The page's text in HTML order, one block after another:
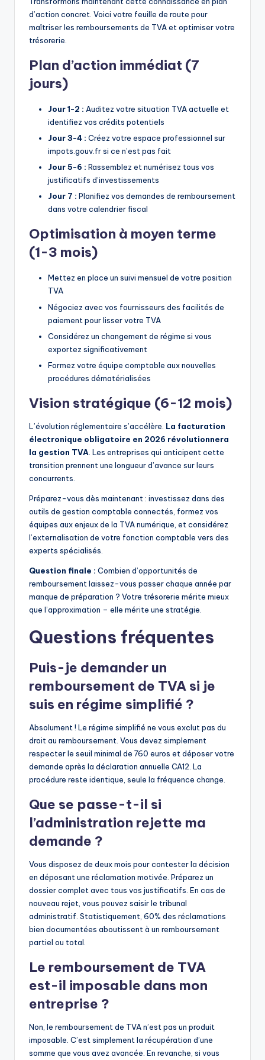
d’action concret. Voici votre feuille de route pour
maîtriser les remboursements de TVA et optimiser votre
trésorerie.
Plan d’action immédiat (7
jours)
Jour 1-2 : Auditez votre situation TVA actuelle et
identifiez vos crédits potentiels
Jour 3-4 : Créez votre espace professionnel sur
impots.gouv.fr si ce n’est pas fait
Jour 5-6 : Rassemblez et numérisez tous vos
justificatifs d’investissements
Jour 7 : Planifiez vos demandes de remboursement
dans votre calendrier fiscal
Optimisation à moyen terme
(1-3 mois)
Mettez en place un suivi mensuel de votre position
TVA
Négociez avec vos fournisseurs des facilités de
paiement pour lisser votre TVA
Considérez un changement de régime si vous
exportez significativement
Formez votre équipe comptable aux nouvelles
procédures dématérialisées
Vision stratégique (6-12 mois)
L’évolution réglementaire s’accélère. La facturation
électronique obligatoire en 2026 révolutionnera
la gestion TVA . Les entreprises qui anticipent cette
transition prennent une longueur d’avance sur leurs
concurrents.
Préparez-vous dès maintenant : investissez dans des
outils de gestion comptable connectés, formez vos
équipes aux enjeux de la TVA numérique, et considérez
l’externalisation de votre fonction comptable vers des
experts spécialisés.
Question finale : Combien d’opportunités de
remboursement laissez-vous passer chaque année par
manque de préparation ? Votre trésorerie mérite mieux
que l’approximation – elle mérite une stratégie.
Questions fréquentes
Puis-je demander un
remboursement de TVA si je
suis en régime simplifié ?
Absolument ! Le régime simplifié ne vous exclut pas du
droit au remboursement. Vous devez simplement
respecter le seuil minimal de 760 euros et déposer votre
demande après la déclaration annuelle CA12. La
procédure reste identique, seule la fréquence change.
Que se passe-t-il si
l’administration rejette ma
demande ?
Vous disposez de deux mois pour contester la décision
en déposant une réclamation motivée. Préparez un
dossier complet avec tous vos justificatifs. En cas de
nouveau rejet, vous pouvez saisir le tribunal
administratif. Statistiquement, 60% des réclamations
bien documentées aboutissent à un remboursement
partiel ou total.
Le remboursement de TVA
est-il imposable dans mon
entreprise ?
Non, le remboursement de TVA n’est pas un produit
imposable. C’est simplement la récupération d’une
somme que vous avez avancée. En revanche, si vous